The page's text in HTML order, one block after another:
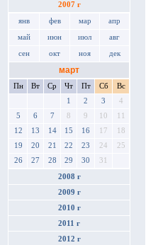
2007 г
янв фев мар апр
май июн июл авг
сен окт ноя дек
март
Пн Вт Ср Чт Пт Сб
Вс
1
2 3
4
5
6 7 8 9 10
11
12
13 14 15 16 17
18
19
20 21 22 23 24
25
26
27 28 29 30 31
2008 г
2009 г
2010 г
2011 г
2012 г